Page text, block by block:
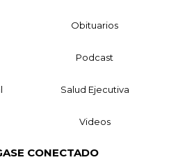
Obituarios
Podcast
Salud Ejecutiva
Videos
CONECTADO